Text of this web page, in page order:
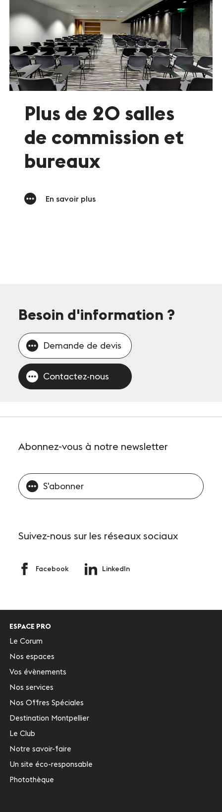
Plus de 20 salles
de commission et
bureaux
En savoir plus
Besoin d'information ?
Demande de devis
Contactez-nous
Abonnez-vous à notre newsletter
S'abonner
Suivez-nous sur les réseaux sociaux
Facebook LinkedIn
ESPACE PRO
Le Corum
Nos espaces
Vos évènements
Nos services
Nos Offres Spéciales
Destination Montpellier
Le Club
Notre savoir-faire
Un site éco-responsable
Photothèque